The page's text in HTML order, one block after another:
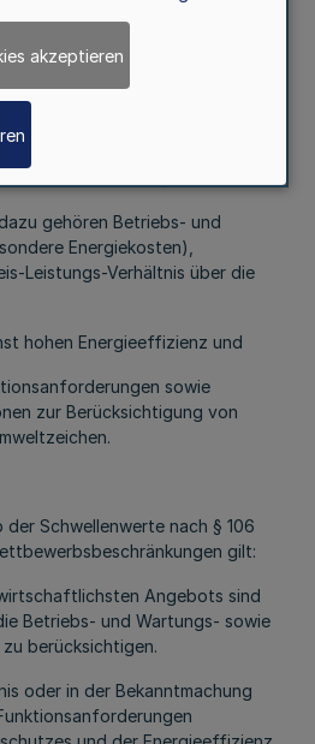
Mehr
Bedarfs für die Beschaffung
gehören Betriebs- und
Energiekosten),
Leistungs-Verhältnis über die
hohen Energieeffizienz und
sowie
zur Berücksichtigung von
der Schwellenwerte nach § 106
gilt:
Angebots sind
Betriebs- und Wartungs- sowie
berücksichtigen.
oder in der Bekanntmachung
akzeptieren